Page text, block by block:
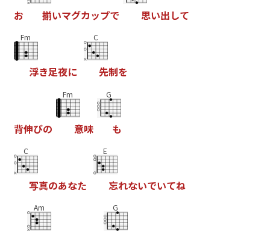
お 揃いマグカップで 思い出して
Fm
浮き足夜に
C
先制を
背伸びの
Fm
意味
G
も
C
写真のあなた
E
忘れないでいてね
Am G